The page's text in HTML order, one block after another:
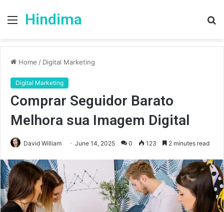
Menu
Hindima
Home / Digital Marketing
Digital Marketing
Comprar Seguidor Barato
Melhora sua Imagem Digital
David William June 14, 2025 0 123 2 minutes read